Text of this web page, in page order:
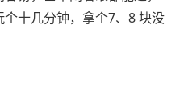
十几分钟，拿个7、8 块没